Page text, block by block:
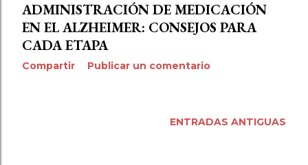
ADMINISTRACIÓN DE MEDICACIÓN
EN EL ALZHEIMER: CONSEJOS PARA
CADA ETAPA
Compartir Publicar un comentario
ENTRADAS ANTIGUAS